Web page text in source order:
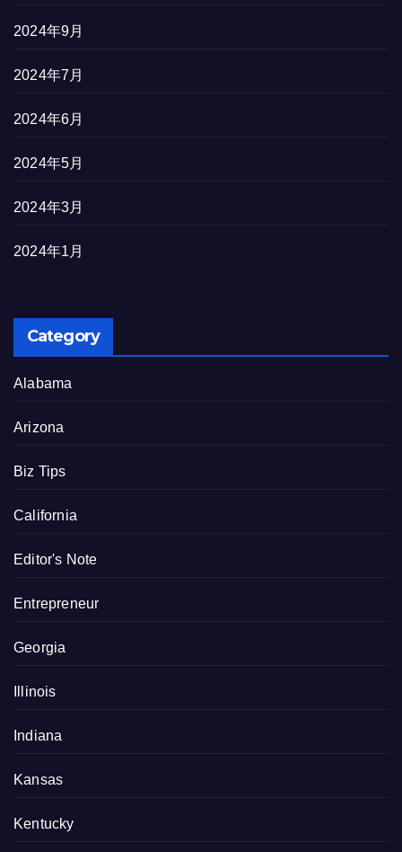
2024年9月
2024年7月
2024年6月
2024年5月
2024年3月
2024年1月
Category
Alabama
Arizona
Biz Tips
California
Editor's Note
Entrepreneur
Georgia
Illinois
Indiana
Kansas
Kentucky